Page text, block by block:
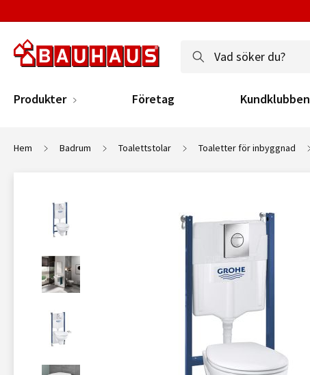
Produkter Företag Kundklubben
Hem Badrum Toalettstolar Toaletter för inbyggnad